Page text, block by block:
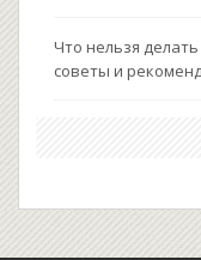
Что нельзя
советы и